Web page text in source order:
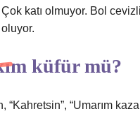
Çok katı olmuyor. Bol
küfür mü?
“Kahretsin”, “Umarım kaza